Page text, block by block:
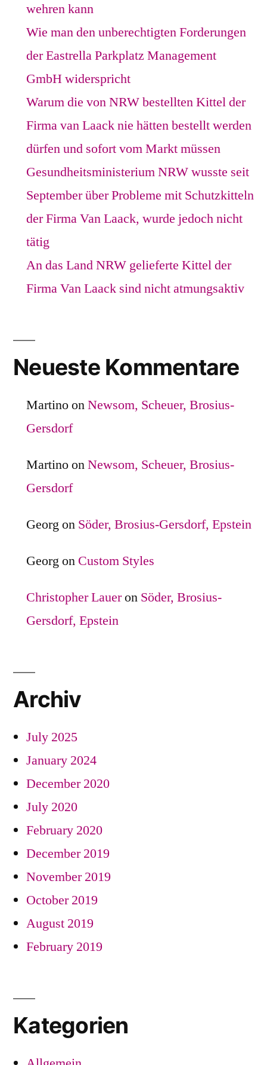
wehren kann
Wie man den unberechtigten Forderungen
der Eastrella Parkplatz Management
GmbH widerspricht
Warum die von NRW bestellten Kittel der
Firma van Laack nie hätten bestellt werden
dürfen und sofort vom Markt müssen
Gesundheitsministerium NRW wusste seit
September über Probleme mit Schutzkitteln
der Firma Van Laack, wurde jedoch nicht
tätig
An das Land NRW gelieferte Kittel der
Firma Van Laack sind nicht atmungsaktiv
Neueste Kommentare
MartinoonNewsom, Scheuer, Brosius-
Gersdorf
MartinoonNewsom, Scheuer, Brosius-
Gersdorf
Georgon Söder, Brosius-Gersdorf, Epstein
Georgon Custom Styles
Christopher Laueron Söder, Brosius-
Gersdorf, Epstein
Archiv
July 2025
January 2024
December 2020
July 2020
February 2020
December 2019
November 2019
October 2019
August 2019
February 2019
Kategorien